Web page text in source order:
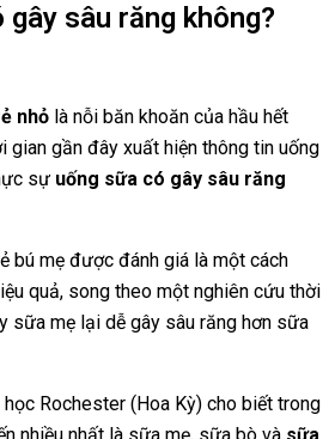
gây sâu răng không?
nhỏ là nỗi băn khoăn của hầu hết
gian gần đây xuất hiện thông tin uống
sự uống sữa có gây sâu răng
bú mẹ được đánh giá là một cách
quả, song theo một nghiên cứu thời
sữa mẹ lại dễ gây sâu răng hơn sữa
Rochester (Hoa Kỳ) cho biết trong